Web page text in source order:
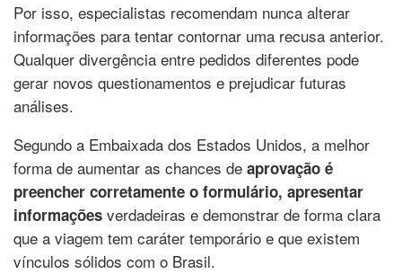
Por isso, especialistas recomendam nunca alterar
informações para tentar contornar uma recusa anterior.
Qualquer divergência entre pedidos diferentes pode
gerar novos questionamentos e prejudicar futuras
análises.
Segundo a Embaixada dos Estados Unidos, a melhor
forma de aumentar as chances de aprovação é
preencher corretamente o formulário, apresentar
informações verdadeiras e demonstrar de forma clara
que a viagem tem caráter temporário e que existem
vínculos sólidos com o Brasil.